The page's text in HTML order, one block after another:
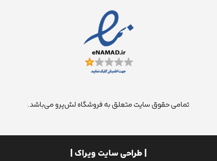
تمامی حقوق سایت متعلق به فروشگاه لش‌پرو می‌باشد.
| طراحی سایت ویراک |